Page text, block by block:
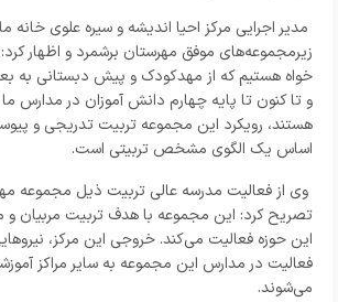
مدیر اجرایی مرکز احیا اندیشه و سیره علوی خانه
زیرمجموعه‌های موفق مهرستان برشمرد و اظهار
خواه هستیم که از مهدکودک و پیش دبستانی به
و تا کنون تا پایه چهارم دانش آموزان در
هستند، رویکرد این مجموعه تربیت تدریجی و
اساس یک الگوی مشخص تربیتی است.
وی از فعالیت مدرسه عالی تربیت ذیل مجموعه
تصریح کرد: این مجموعه با هدف تربیت
این حوزه فعالیت می‌کند. خروجی این مرکز،
فعالیت در مدارس این مجموعه به سایر مراکز
می‌شوند.